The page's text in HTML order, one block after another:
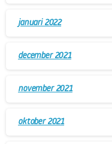
januari 2022
december 2021
november 2021
oktober 2021